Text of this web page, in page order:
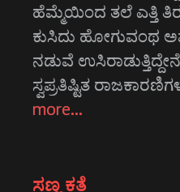
ಹೆಮ್ಮೆಯಿಂದ ತಲೆ ಎತ್ತಿ
ಕುಸಿದು ಹೋಗುವಂಥ
ನಡುವೆ
ಸ್ವಪ್ರತಿಷ್ಟಿತ
more…
ಸಣ್ಣ ಕತೆ